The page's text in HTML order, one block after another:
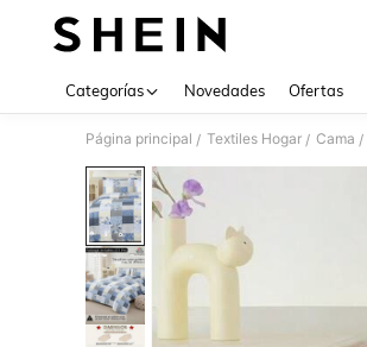
Categorías Novedades Ofertas
Página principal / Textiles Hogar / Cama /